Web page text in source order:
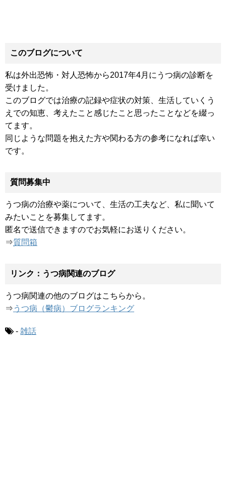
このブログについて
私は外出恐怖・対人恐怖から2017年4月にうつ病の診断を
受けました。
このブログでは治療の記録や症状の対策、生活していくう
えでの知恵、考えたこと感じたこと思ったことなどを綴っ
てます。
同じような問題を抱えた方や関わる方の参考になれば幸い
です。
質問募集中
うつ病の治療や薬について、生活の工夫など、私に聞いて
みたいことを募集してます。
匿名で送信できますのでお気軽にお送りください。
⇒質問箱
リンク：うつ病関連のブログ
うつ病関連の他のブログはこちらから。
⇒ うつ病（鬱病）ブログランキング
- 雑話